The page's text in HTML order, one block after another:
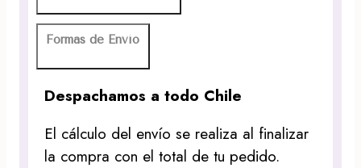
Formas de Envío
Despachamos a todo Chile
El cálculo del envío se realiza al finalizar
la compra con el total de tu pedido.